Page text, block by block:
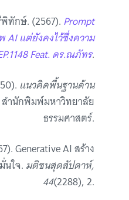
ทักษ์. (2567). Prompt
AI แต่ยังคงไว้ซึ่งความ
Feat. ดร.ณภัทร.
แนวคิดพื้นฐานด้าน
ำนักพิมพ์มหาวิทยาลัย
ธรรมศาสตร์.
Generative AI สร้าง
นใจ. มติชนสุดสัปดาห์,
44(2288), 2.